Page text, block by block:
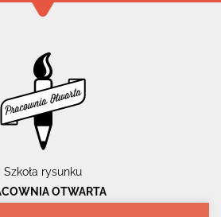
Szkoła rysunku
OTWARTA